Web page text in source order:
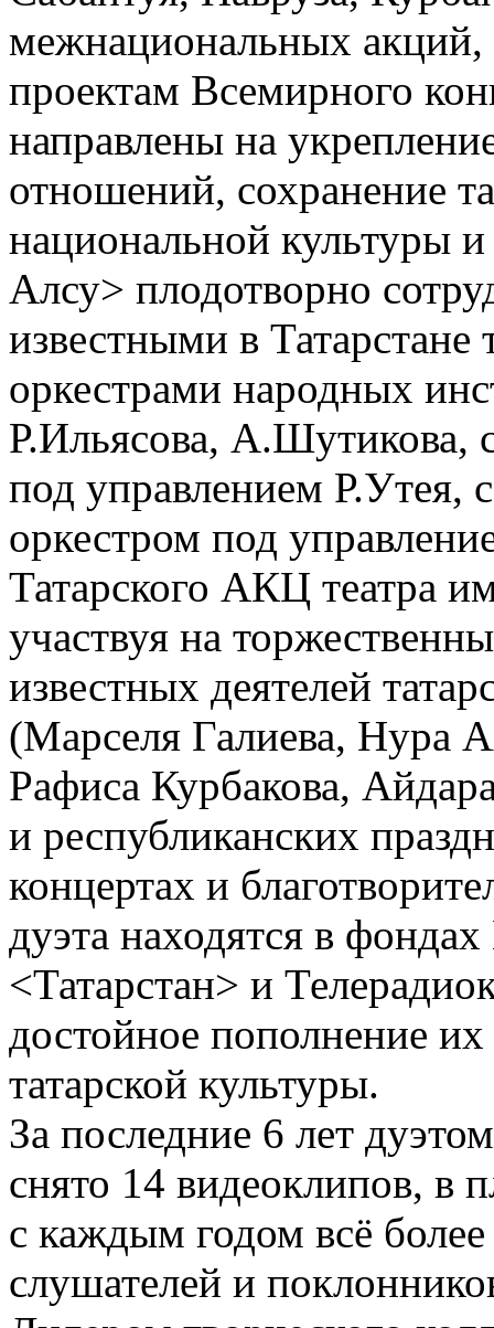
межнациональных
проектам Всемирного
направлены на
отношений, сохранение
национальной культуры
Алсу> плодотворно
известными в
оркестрами народных
Р.Ильясова, А.Шутикова,
под управлением
оркестром под
Татарского АКЦ театра
участвуя на
известных деятелей
(Марселя Галиева, Нура
Рафиса Курбакова,
и республиканских
концертах и
дуэта находятся в
<Татарстан> и
достойное пополнение
татарской культуры.
За последние 6 лет
снято 14 видеоклипов, в
с каждым годом всё
слушателей и